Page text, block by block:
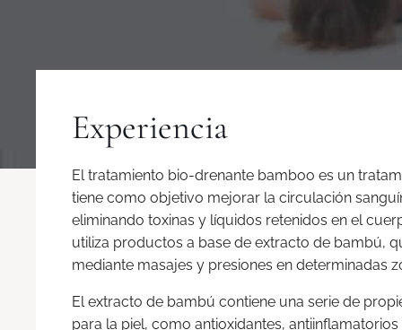
Experiencia
El tratamiento bio-drenante bamboo es un
tiene como objetivo mejorar la circulación
eliminando toxinas y líquidos retenidos en el
utiliza productos a base de extracto de bambú,
mediante masajes y presiones en determinadas
El extracto de bambú contiene una serie de
para la piel, como antioxidantes,